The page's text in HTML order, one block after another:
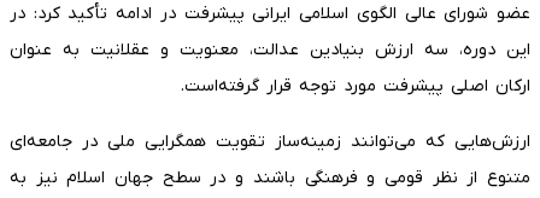
عضو شورای عالی الگوی اسلامی ایرانی پیشرفت در ادامه تأکید کرد: در
این دوره، سه ارزش بنیادین عدالت، معنویت و عقلانیت به عنوان
ارکان اصلی پیشرفت مورد توجه قرار گرفته‌است.
ارزش‌هایی که می‌توانند زمینه‌ساز تقویت همگرایی ملی در جامعه‌ای
متنوع از نظر قومی و فرهنگی باشند و در سطح جهان اسلام نیز به